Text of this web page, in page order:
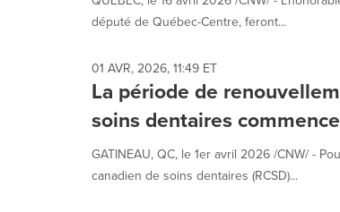
député de Québec-Centre, feront...
01 AVR, 2026, 11:49 ET
La période de
soins dentaires
GATINEAU, QC, le 1er avril 2026 /CNW/ -
canadien de soins dentaires (RCSD)...